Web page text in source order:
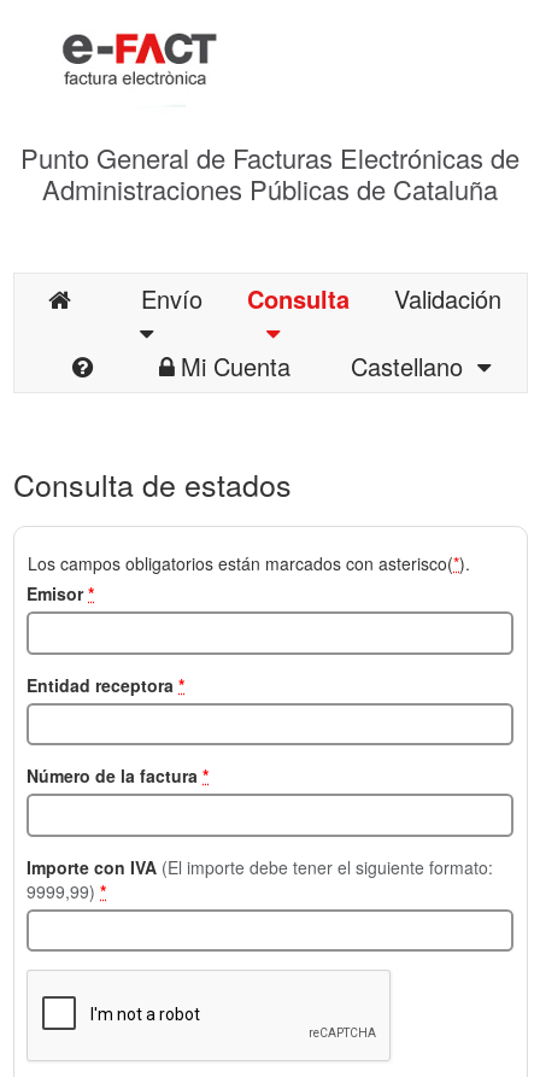
Punto General de Facturas Electrónicas de
Administraciones Públicas de Cataluña
Envío Consulta
Validación
Mi Cuenta
Castellano
Consulta de estados
Los campos obligatorios están marcados con asterisco(*).
Emisor*
Entidad receptora *
Número de la factura *
Importe con IVA (El importe debe tener el siguiente formato:
9999,99) *